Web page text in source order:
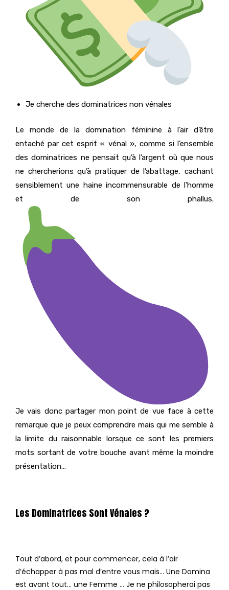
Je cherche des dominatrices non vénales
Le monde de la domination féminine à l’air d’être
entaché par cet esprit « vénal », comme si l’ensemble
des dominatrices ne pensait qu’à l’argent où que nous
ne chercherions qu’à pratiquer de l’abattage, cachant
sensiblement une haine incommensurable de l’homme
et de son phallus.
Je vais donc partager mon point de vue face à cette
remarque que je peux comprendre mais qui me semble à
la limite du raisonnable lorsque ce sont les premiers
mots sortant de votre bouche avant même la moindre
présentation…
Les Dominatrices Sont Vénales ?
Tout d’abord, et pour commencer, cela à l’air
d’échapper à pas mal d’entre vous mais… Une Domina
est avant tout… une Femme … Je ne philosopherai pas